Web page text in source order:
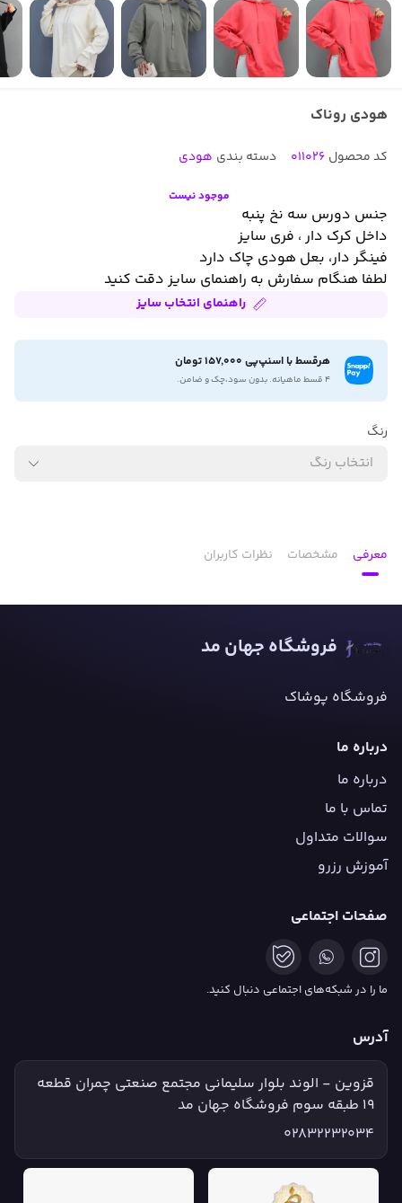
هودی روناک
کد محصول 011026 دسته بندی هودی
موجود نیست
جنس دورس سه نخ پنبه
داخل کرک دار ، فری سایز
فینگر دار، بعل هودی چاک دارد
لطفا هنگام سفارش به راهنمای سایز دقت کنید
راهنمای انتخاب سایز
هرقسط با اسنپ‌پی 157,000 تومان
۴ قسط ماهیانه. بدون سود،چک و ضامن.
رنگ
انتخاب رنگ
معرفی مشخصات نظرات کاربران
فروشگاه جهان مد
فروشگاه پوشاک
درباره ما
درباره ما
تماس با ما
سوالات متداول
آموزش رزرو
صفحات اجتماعی
ما را در شبکه‌های اجتماعی دنبال کنید.
آدرس
قزوین - الوند بلوار سلیمانی مجتمع صنعتی چمران قطعه
۱۹ طبقه سوم فروشگاه جهان مد
02832232034